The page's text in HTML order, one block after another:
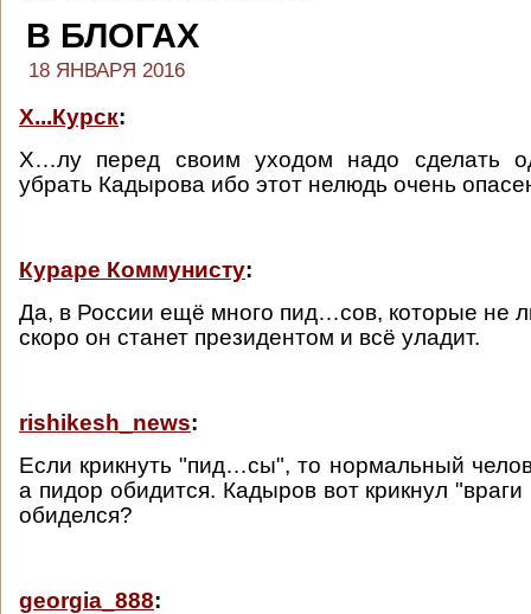
В БЛОГАХ
18 ЯНВАРЯ 2016
Х...Курск:
Х…лу перед своим уходом надо сделать
убрать Кадырова ибо этот нелюдь очень
Кураре Коммунисту:
Да, в России ещё много пид…сов, которые не
скоро он станет президентом и всё уладит.
rishikesh_news:
Если крикнуть "пид…сы", то нормальный
а пидор обидится. Кадыров вот крикнул
обиделся?
georgia_888: